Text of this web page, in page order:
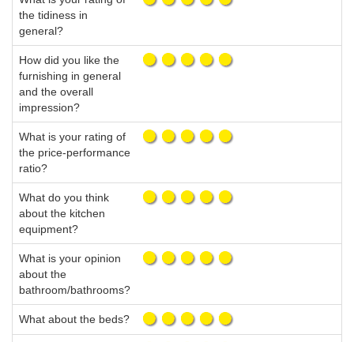
the tidiness in
general?
How did you like the
furnishing in general
and the overall
impression?
What is your rating of
the price-performance
ratio?
What do you think
about the kitchen
equipment?
What is your opinion
about the
bathroom/bathrooms?
What about the beds?